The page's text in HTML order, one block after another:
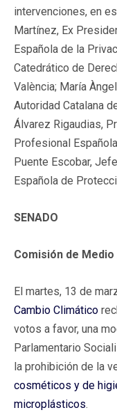
intervenciones, en
Martínez, Ex
Española de la
Catedrático de
València; María
Autoridad Catalana
Álvarez Rigaudias,
Profesional
Puente Escobar,
Española de
SENADO
Comisión de
El martes, 13 de
Cambio Climático
votos a favor, una
Parlamentario
la prohibición de la
cosméticos y de
microplásticos.